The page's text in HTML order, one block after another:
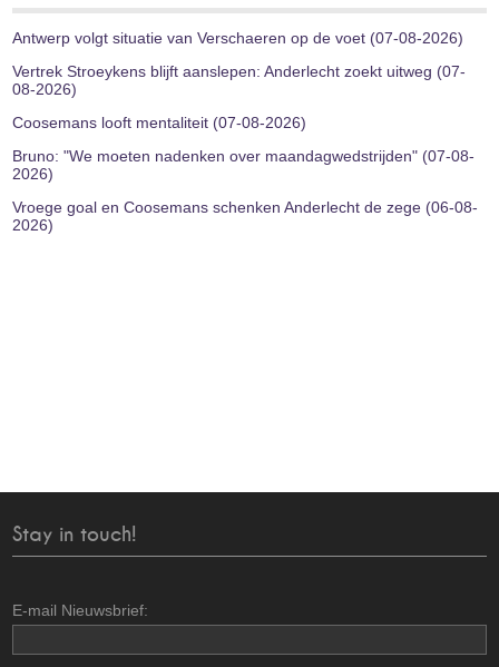
Antwerp volgt situatie van Verschaeren op de voet (07-08-2026)
Vertrek Stroeykens blijft aanslepen: Anderlecht zoekt uitweg (07-
08-2026)
Coosemans looft mentaliteit (07-08-2026)
Bruno: "We moeten nadenken over maandagwedstrijden" (07-08-
2026)
Vroege goal en Coosemans schenken Anderlecht de zege (06-08-
2026)
Stay in touch!
E-mail Nieuwsbrief: